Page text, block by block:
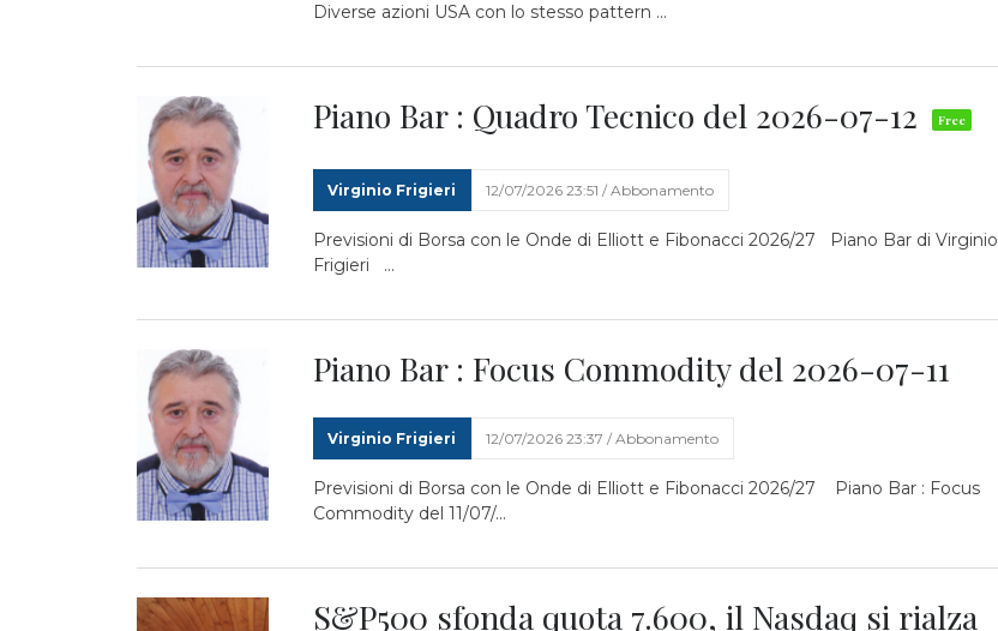
Diverse azioni USA con lo stesso pattern ...
Piano Bar : Quadro Tecnico del 2026-07-12
Virginio Frigieri 12/07/2026 23:51 / Abbonamento
Previsioni di Borsa con le Onde di Elliott e Fibonacci 2026/27 Piano Bar di Virginio
Frigieri ...
Piano Bar : Focus Commodity del 2026-07-11
Virginio Frigieri 12/07/2026 23:37 / Abbonamento
Previsioni di Borsa con le Onde di Elliott e Fibonacci 2026/27 Piano Bar : Focus
Commodity del 11/07/...
S&P500 sfonda quota 7.600, il Nasdaq si rialza